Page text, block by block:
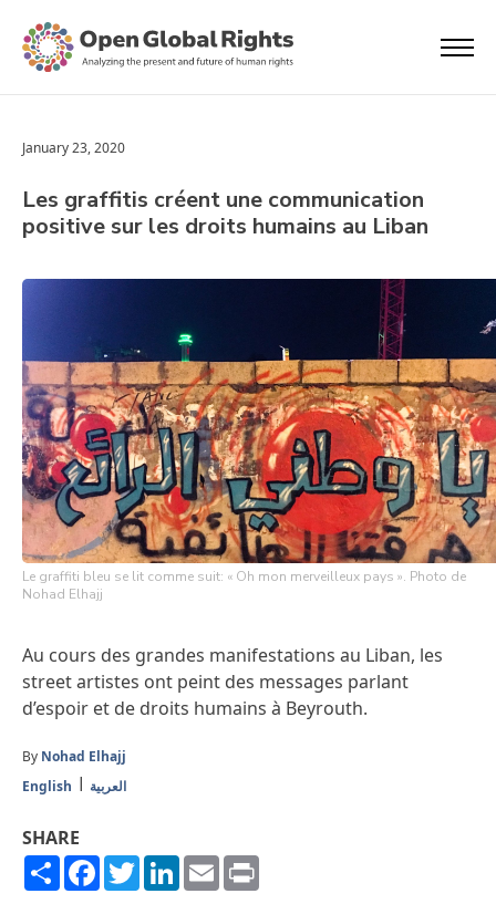
January 23, 2020
Les graffitis créent une communication
positive sur les droits humains au Liban
Le graffiti bleu se lit comme suit: « Oh mon merveilleux pays ». Photo de
Nohad Elhajj
Au cours des grandes manifestations au Liban, les
street artistes ont peint des messages parlant
d’espoir et de droits humains à Beyrouth.
By Nohad Elhajj
English
العربية
SHARE
ShareFacebook
TwitterLinkedIn
Email